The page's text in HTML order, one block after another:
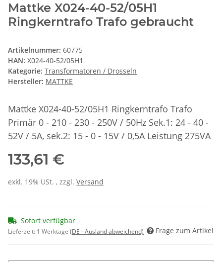
Mattke X024-40-52/05H1
Ringkerntrafo Trafo gebraucht
Artikelnummer: 60775
HAN: X024-40-52/05H1
Kategorie: Transformatoren / Drosseln
Hersteller: MATTKE
Mattke X024-40-52/05H1 Ringkerntrafo Trafo
Primär 0 - 210 - 230 - 250V / 50Hz Sek.1: 24 - 40 -
52V / 5A, sek.2: 15 - 0 - 15V / 0,5A Leistung 275VA
133,61 €
exkl. 19% USt. , zzgl. Versand
Sofort verfügbar
Lieferzeit: 1 Werktage (DE - Ausland abweichend) Frage zum Artikel